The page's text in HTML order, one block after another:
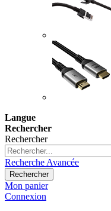
Langue
Rechercher
Rechercher
Recherche Avancée
Rechercher
Mon panier
Connexion